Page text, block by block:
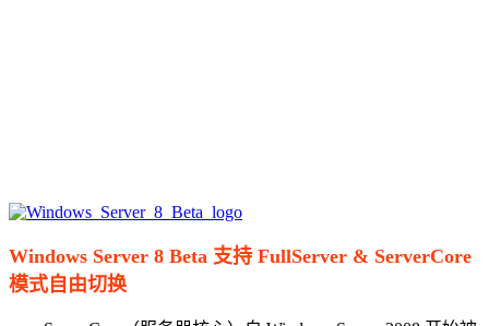
Windows Server 8 Beta 支持 FullServer & ServerCore
模式自由切换